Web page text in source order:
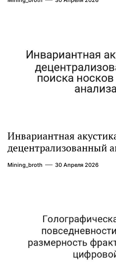
Инвариантная
децентрализованный
через призму анализа
Mining_broth 30 Апреля 2026